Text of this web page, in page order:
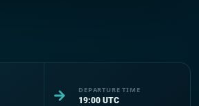
DEPARTURE TIME
19:00 UTC